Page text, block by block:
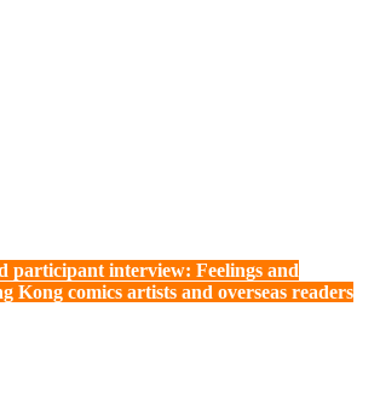
participant interview: Feelings and
Kong comics artists and overseas readers